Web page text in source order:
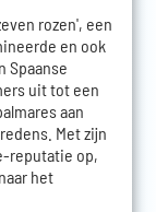
rozen', een
en ook
Spaanse
uit tot een
aan
Met zijn
reputatie op,
het